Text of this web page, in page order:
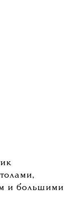
и большими